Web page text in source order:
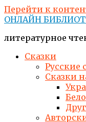
Перейти к
ОНЛАЙН
литературное
Сказки
Русские
Сказки